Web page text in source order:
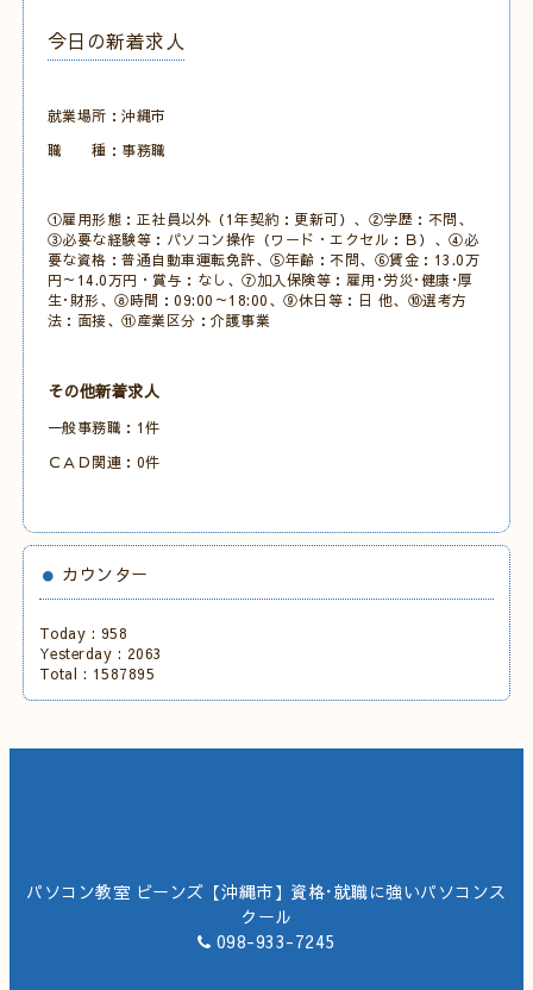
今日の新着求人
就業場所：沖縄市
職 種：事務職
①雇用形態：正社員以外（1年契約：更新可）、②学歴：不問、
③必要な経験等：パソコン操作（ワード・エクセル：Ｂ）、④必
要な資格：普通自動車運転免許、⑤年齢：不問、⑥賃金：13.0万
円～14.0万円・賞与：なし、⑦加入保険等：雇用･労災･健康･厚
生･財形、⑧時間：09:00～18:00、⑨休日等：日 他、⑩選考方
法：面接、⑪産業区分：介護事業
その他新着求人
一般事務職：1件
ＣＡＤ関連：0件
カウンター
Today : 958
Yesterday : 2063
Total : 1587895
パソコン教室 ビーンズ【沖縄市】資格･就職に強いパソコンス
クール
098-933-7245